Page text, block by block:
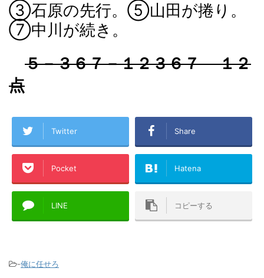
③石原の先行。⑤山田が捲り。
⑦中川が続き。
５－３６７－１２３６７ １２
点
Twitter Share
Pocket Hatena
LINE コピーする
-俺に任せろ